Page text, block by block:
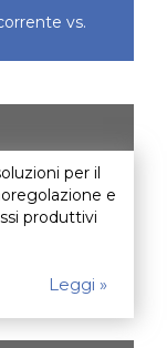
vs.
per il
e
produttivi
Leggi »